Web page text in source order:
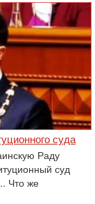
суда
Раду
суд
Что же